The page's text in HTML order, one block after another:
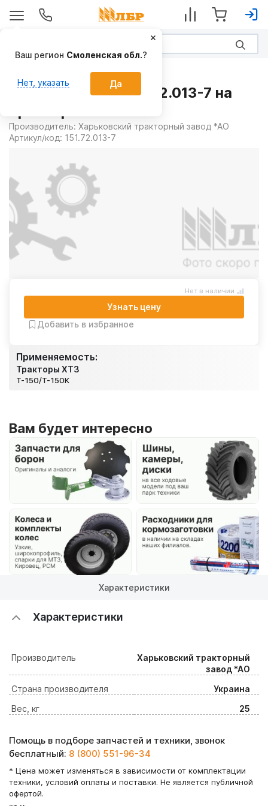
Дифференциал 151.72.013-7 на
Производитель: Харьковский тракторный завод *АО
Артикул/код: 151.72.013-7
Применяемость:
Тракторы ХТЗ
Т-150/Т-150К
Нет в наличии
Узнать цену
Добавить в избранное
Вам будет интересно
Характеристики
Характеристики
Производитель
Харьковский тракторный
завод *АО
Страна производителя
Украина
Вес, кг
25
Помощь в подборе запчастей и техники, звонок
бесплатный: 8 (800) 551-96-34
* Цена может изменяться в зависимости от комплектации
техники, условий оплаты и поставки. Не является публичной
офертой.
Ваш регион Смоленская обл.?
Нет, указать Да